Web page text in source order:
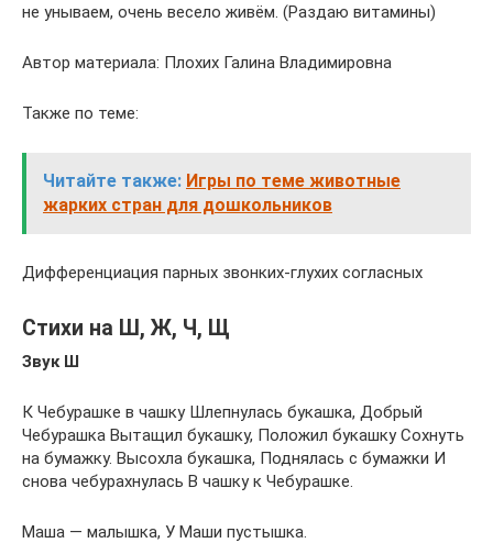
не унываем, очень весело живём. (Раздаю витамины)
Автор материала: Плохих Галина Владимировна
Также по теме:
Читайте также: Игры по теме животные
жарких стран для дошкольников
Дифференциация парных звонких-глухих согласных
Стихи на Ш, Ж, Ч, Щ
Звук Ш
К Чебурашке в чашку Шлепнулась букашка, Добрый
Чебурашка Вытащил букашку, Положил букашку Сохнуть
на бумажку. Высохла букашка, Поднялась с бумажки И
снова чебурахнулась В чашку к Чебурашке.
Маша — малышка, У Маши пустышка.